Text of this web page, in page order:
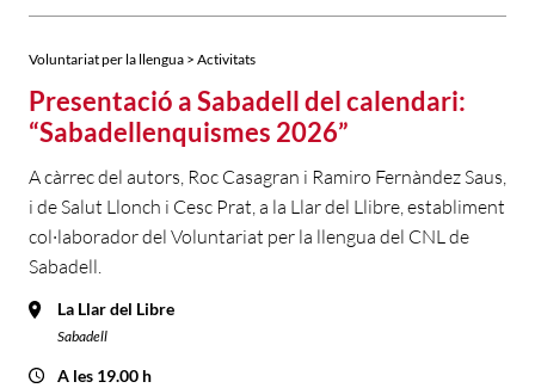
Voluntariat per la llengua > Activitats
Presentació a Sabadell del calendari:
“Sabadellenquismes 2026”
A càrrec del autors, Roc Casagran i Ramiro Fernàndez Saus,
i de Salut Llonch i Cesc Prat, a la Llar del Llibre, establiment
col·laborador del Voluntariat per la llengua del CNL de
Sabadell.
La Llar del Libre
Sabadell
A les 19.00 h